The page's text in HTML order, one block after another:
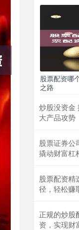
股票配资哪
之路
炒股没资金
大产品攻势
股票证券公
撬动财富杠
股票配资精
径，轻松赚
正规的炒股
资，实现财